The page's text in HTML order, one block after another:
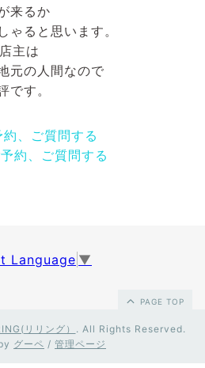
来るか
ゃると思います。
主は
元の人間なので
です。
、ご質問する
約、ご質問する
Language ▼
PAGE TOP
リリング） . All Rights Reserved.
グーペ / 管理ページ